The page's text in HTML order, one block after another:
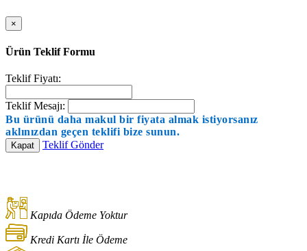
×
Ürün Teklif Formu
Teklif Fiyatı:
Teklif Mesajı:
Bu ürünü daha makul bir fiyata almak istiyorsanız
aklınızdan geçen teklifi bize sunun.
Kapat Teklif Gönder
Kapıda Ödeme Yoktur
Kredi Kartı İle Ödeme